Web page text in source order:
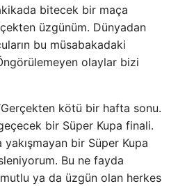
bitecek bir maça
üzgünüm. Dünyadan
bu müsabakadaki
olaylar bizi
kötü bir hafta sonu.
bir Süper Kupa finali.
yakışmayan bir Süper Kupa
Bu ne fayda
mutlu ya da üzgün olan herkes